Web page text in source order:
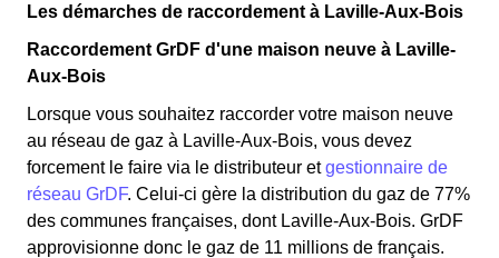
Les démarches de raccordement à Laville-Aux-Bois
Raccordement GrDF d'une maison neuve à Laville-
Aux-Bois
Lorsque vous souhaitez raccorder votre maison neuve
au réseau de gaz à Laville-Aux-Bois, vous devez
forcement le faire via le distributeur etgestionnaire de
réseau GrDF. Celui-ci gère la distribution du gaz de 77%
des communes françaises, dont Laville-Aux-Bois. GrDF
approvisionne donc le gaz de 11 millions de français.